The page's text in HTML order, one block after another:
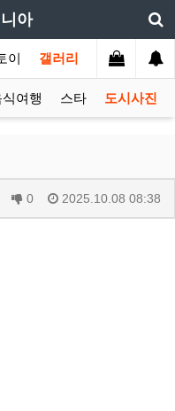
아
이 갤러리
식여행 스타 도시사진
등록해 주세요.
0 2025.10.08 08:38